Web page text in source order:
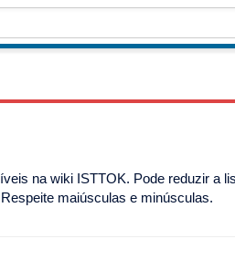
na wiki ISTTOK. Pode reduzir a
maiúsculas e minúsculas.